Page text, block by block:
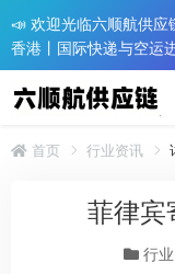
📣 欢迎光临六顺航供
香港丨国际快递与空运
首页 行业资讯
菲律宾
行